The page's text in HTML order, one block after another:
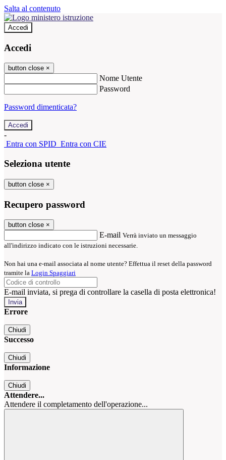
Salta al contenuto
Accedi
Accedi
button close ×
Nome Utente
Password
Password dimenticata?
-
Entra con SPID Entra con CIE
Seleziona utente
button close ×
Recupero password
button close ×
E-mail Verrà inviato un messaggio
all'indirizzo indicato con le istruzioni necessarie.
Non hai una e-mail associata al nome utente? Effettua il reset della password
tramite la Login Spaggiari
E-mail inviata, si prega di controllare la casella di posta elettronica!
Errore
Chiudi
Successo
Chiudi
Informazione
Chiudi
Attendere...
Attendere il completamento dell'operazione...